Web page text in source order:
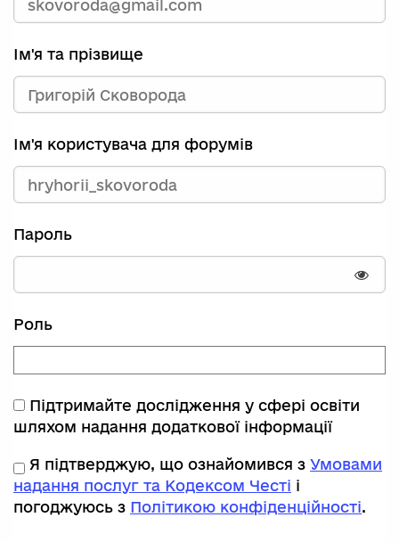
Ім'я та прізвище
Ім'я користувача для форумів
Пароль
Роль
Підтримайте дослідження у сфері освіти
шляхом надання додаткової інформації
Я підтверджую, що ознайомився з Умовами
надання послуг та Кодексом Честі і
погоджуюсь з Політикою конфіденційності.